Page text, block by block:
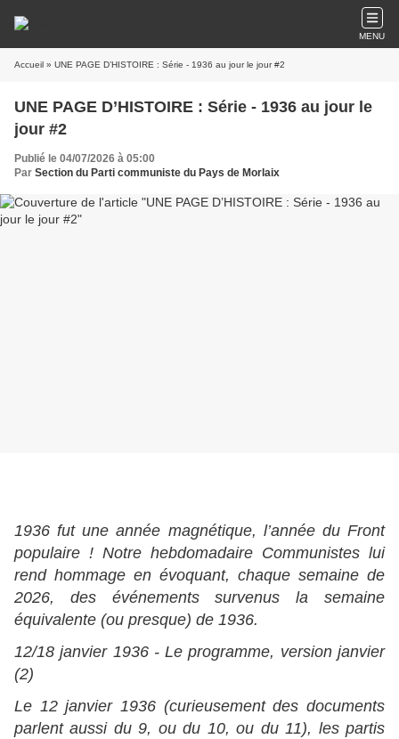
MENU
Accueil » UNE PAGE D’HISTOIRE : Série - 1936 au jour le jour #2
UNE PAGE D’HISTOIRE : Série - 1936 au jour le
jour #2
Publié le 04/07/2026 à 05:00
Par Section du Parti communiste du Pays de Morlaix
1936 fut une année magnétique, l’année du Front
populaire ! Notre hebdomadaire Communistes lui
rend hommage en évoquant, chaque semaine de
2026, des événements survenus la semaine
équivalente (ou presque) de 1936.
12/18 janvier 1936 - Le programme, version janvier
(2)
Le 12 janvier 1936 (curieusement des documents
parlent aussi du 9, ou du 10, ou du 11), les partis